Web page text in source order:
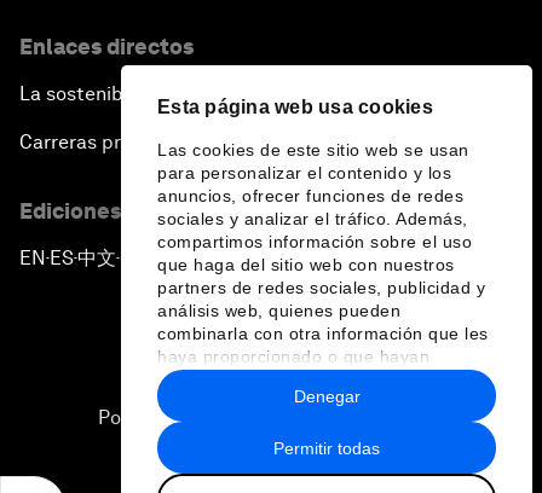
Esta página web usa cookies
Las cookies de este sitio web se usan
para personalizar el contenido y los
anuncios, ofrecer funciones de redes
sociales y analizar el tráfico. Además,
compartimos información sobre el uso
que haga del sitio web con nuestros
partners de redes sociales, publicidad y
análisis web, quienes pueden
combinarla con otra información que les
haya proporcionado o que hayan
recopilado a partir del uso que haya
hecho de sus servicios.
Permitir todas
Denegar
China: The Next Innovation Nation
Forum Debate: Chrome-Collar Jobs
The Gender Advantage
Special Performance: Pushing the Limits
Closing Remarks
Enlaces directos
La sostenibilidad en el Foro
Carreras profesionales
Ediciones en otros idiomas
EN ▪ES▪中文▪ 日本語
Política de privacidad y normas de uso
Sitemap